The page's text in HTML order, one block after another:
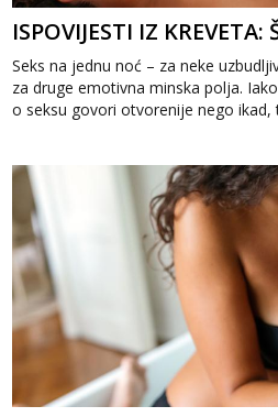
Seks na jednu noć – za neke
za druge emotivna minska polja.
o seksu govori otvorenije nego ikad,